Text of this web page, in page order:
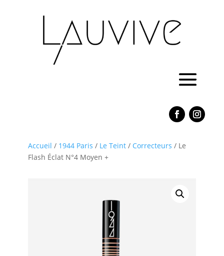
Accueil / 1944 Paris / Le Teint / Correcteurs / Le
Flash Éclat N°4 Moyen +